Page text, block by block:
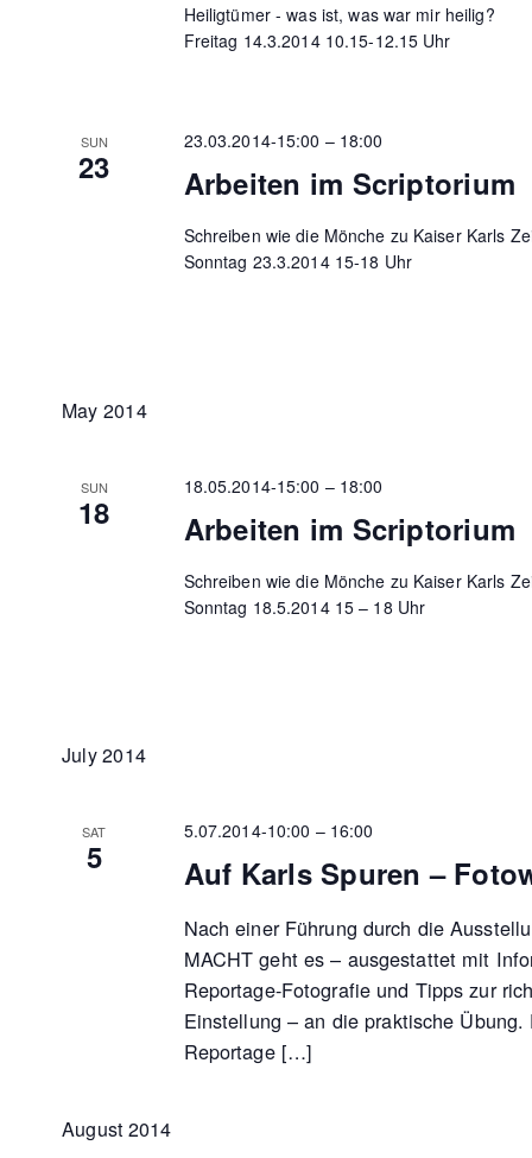
Heiligtümer - was ist, was war mir heilig?
Freitag 14.3.2014 10.15-12.15 Uhr
SUN
23 Arbeiten im Scriptorium
23.03.2014-15:00 – 18:00
Schreiben wie die Mönche zu Kaiser Karls
Sonntag 23.3.2014 15-18 Uhr
May 2014
SUN
18 Arbeiten im Scriptorium
18.05.2014-15:00 – 18:00
Schreiben wie die Mönche zu Kaiser Karls
Sonntag 18.5.2014 15 – 18 Uhr
July 2014
SAT
5 Auf Karls Spuren –
5.07.2014-10:00 – 16:00
Nach einer Führung durch die
MACHT geht es – ausgestattet mit
Reportage-Fotografie und Tipps zur
Einstellung – an die praktische
Reportage […]
August 2014